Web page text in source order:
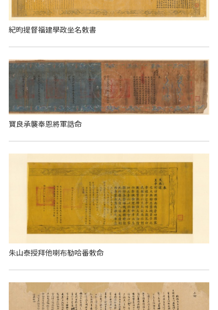
紀昀提督福建學政坐名敕書
寶良承襲奉恩將軍誥命
朱山泰授拜他喇布勒哈番敕命